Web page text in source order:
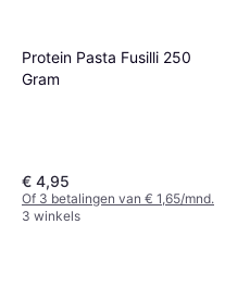
Protein Pasta Fusilli 250
Gram
€ 4,95
Of 3 betalingen van € 1,65/mnd.
3 winkels